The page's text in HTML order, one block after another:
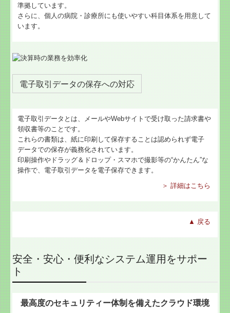
準拠しています。
さらに、個人の病院・診療所にも使いやすい科目体系を用意して
います。
電子取引データの保存への対応
電子取引データとは、メールやWebサイトで受け取った請求書や
領収書等のことです。
これらの書類は、紙に印刷して保存することは認められず電子
データでの保存が義務化されています。
印刷操作やドラッグ＆ドロップ・スマホで撮影等の“かんたん”な
操作で、電子取引データを電子保存できます。
＞ 詳細はこちら
▲ 戻る
安全・安心・便利なシステム運用をサポー
ト
最高度のセキュリティー体制を備えたクラウド環境